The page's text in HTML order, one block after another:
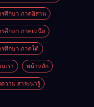
รศึกษา ภาคอิสาน
ศึกษา ภาคเหนือ
รศึกษา ภาคใต้
เรา หน้าหลัก
ความ สาระน่ารู้